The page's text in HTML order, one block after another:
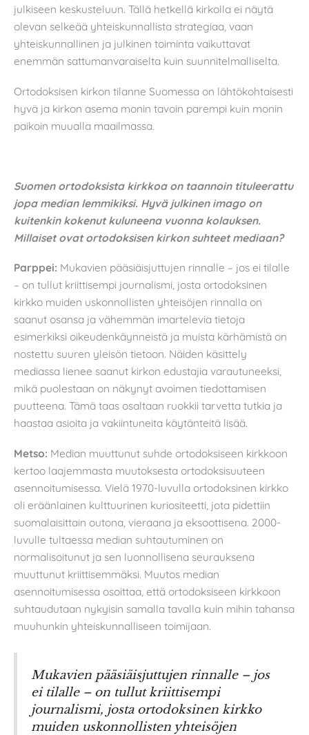
julkiseen keskusteluun. Tällä hetkellä kirkolla ei näytä
olevan selkeää yhteiskunnallista strategiaa, vaan
yhteiskunnallinen ja julkinen toiminta vaikuttavat
enemmän sattumanvaraiselta kuin suunnitelmalliselta.
Ortodoksisen kirkon tilanne Suomessa on lähtökohtaisesti
hyvä ja kirkon asema monin tavoin parempi kuin monin
paikoin muualla maailmassa.
Suomen ortodoksista kirkkoa on taannoin tituleerattu
jopa median lemmikiksi. Hyvä julkinen imago on
kuitenkin kokenut kuluneena vuonna kolauksen.
Millaiset ovat ortodoksisen kirkon suhteet mediaan?
Parppei: Mukavien pääsiäisjuttujen rinnalle – jos ei tilalle
– on tullut kriittisempi journalismi, josta ortodoksinen
kirkko muiden uskonnollisten yhteisöjen rinnalla on
saanut osansa ja vähemmän imartelevia tietoja
esimerkiksi oikeudenkäynneistä ja muista kärhämistä on
nostettu suuren yleisön tietoon. Näiden käsittely
mediassa lienee saanut kirkon edustajia varautuneeksi,
mikä puolestaan on näkynyt avoimen tiedottamisen
puutteena. Tämä taas osaltaan ruokkii tarvetta tutkia ja
haastaa asioita ja vakiintuneita käytänteitä lisää.
Metso: Median muuttunut suhde ortodoksiseen kirkkoon
kertoo laajemmasta muutoksesta ortodoksisuuteen
asennoitumisessa. Vielä 1970-luvulla ortodoksinen kirkko
oli eräänlainen kulttuurinen kuriositeetti, jota pidettiin
suomalaisittain outona, vieraana ja eksoottisena. 2000-
luvulle tultaessa median suhtautuminen on
normalisoitunut ja sen luonnollisena seurauksena
muuttunut kriittisemmäksi. Muutos median
asennoitumisessa osoittaa, että ortodoksiseen kirkkoon
suhtaudutaan nykyisin samalla tavalla kuin mihin tahansa
muuhunkin yhteiskunnalliseen toimijaan.
Mukavien pääsiäisjuttujen rinnalle – jos
ei tilalle – on tullut kriittisempi
journalismi, josta ortodoksinen kirkko
muiden uskonnollisten yhteisöjen